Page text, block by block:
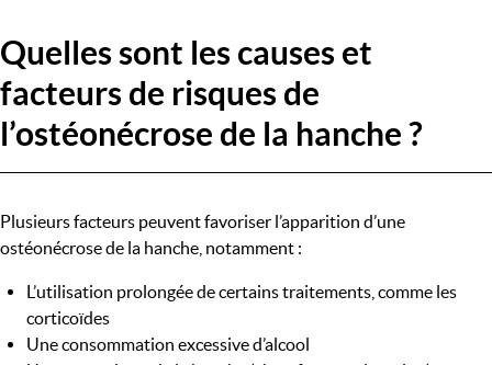
Quelles sont les causes et
facteurs de risques de
l’ostéonécrose de la hanche ?
Plusieurs facteurs peuvent favoriser l’apparition d’une
ostéonécrose de la hanche, notamment :
L’utilisation prolongée de certains traitements, comme les
corticoïdes
Une consommation excessive d’alcool